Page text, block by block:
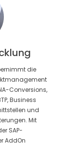
die
Conversions,
Business
und
Mit
SAP-
AddOn